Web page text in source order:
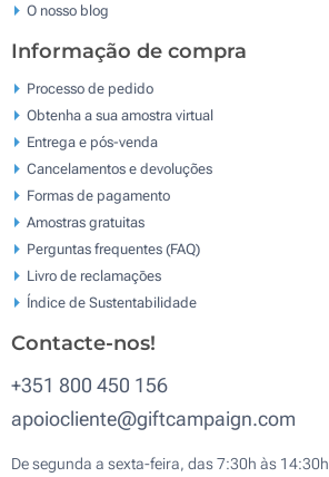
O nosso blog
Informação de compra
Processo de pedido
Obtenha a sua amostra virtual
Entrega e pós-venda
Cancelamentos e devoluções
Formas de pagamento
Amostras gratuitas
Perguntas frequentes (FAQ)
Livro de reclamaçōes
Índice de Sustentabilidade
Contacte-nos!
+351 800 450 156
apoiocliente@giftcampaign.com
De segunda a sexta-feira, das 7:30h às 14:30h